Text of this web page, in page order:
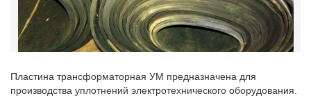
Пластина трансформаторная УМ предназначена для
производства уплотнений электротехнического оборудования.